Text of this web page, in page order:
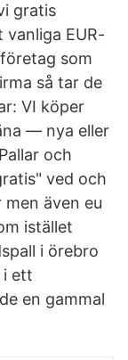
gratis
EUR-
som
så tar de
VI köper
— nya eller
och
ved och
även eu
istället
i örebro
i ett
en gammal